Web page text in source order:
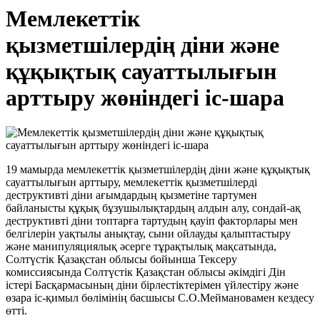
Мемлекеттік
қызметшілердің діни және
құқықтық сауаттылығын
арттыру жөніндегі іс-шара
19 мамырда мемлекеттік қызметшілердің діни және құқықтық
сауаттылығын арттыру, мемлекеттік қызметшілерді
деструктивті діни ағымдардың қызметіне тартумен
байланысты құқық бұзушылықтардың алдын алу, сондай-ақ
деструктивті діни топтарға тартудың қауіп факторлары мен
белгілерін уақтылы анықтау, сыни ойлауды қалыптастыру
және манипуляциялық әсерге тұрақтылық мақсатында,
Солтүстік Қазақстан облысы бойынша Тексеру
комиссиясында Солтүстік Қазақстан облысы әкімдігі Дін
істері Басқармасының діни бірлестіктерімен үйлестіру және
өзара іс-қимыл бөлімінің басшысы С.О.Меймановамен кездесу
өтті.